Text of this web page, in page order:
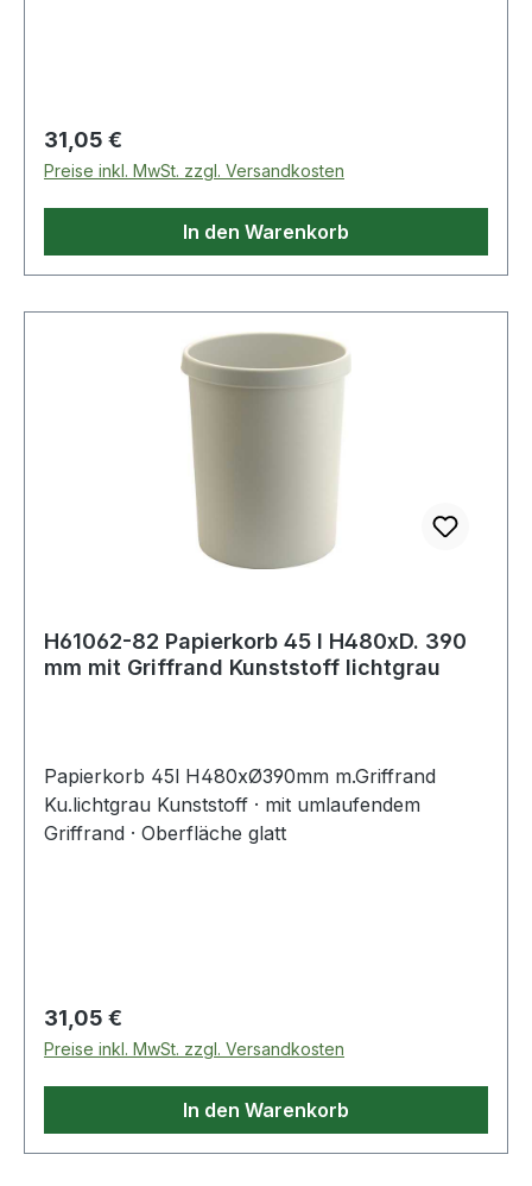
Regulärer Preis:
31,05 €
Preise inkl. MwSt. zzgl. Versandkosten
In den Warenkorb
H61062-82 Papierkorb 45 l H480xD. 390
mm mit Griffrand Kunststoff lichtgrau
Papierkorb 45l H480xØ390mm m.Griffrand
Ku.lichtgrau Kunststoff · mit umlaufendem
Griffrand · Oberfläche glatt
Regulärer Preis:
31,05 €
Preise inkl. MwSt. zzgl. Versandkosten
In den Warenkorb